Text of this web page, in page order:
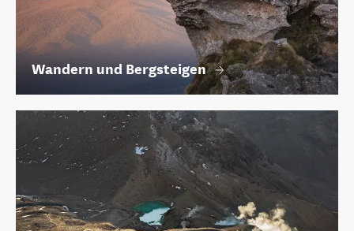
Wandern und Bergsteigen